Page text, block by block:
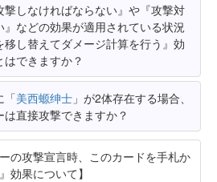
撃しなければならない』や『攻撃対
などの効果が適用されている状況
移し替えてダメージ計算を行う』効
できますか？
「美西螈绅士 」が2体存在する場合、
は直接攻撃できますか？
の攻撃宣言時、このカードを手札か
効果について】